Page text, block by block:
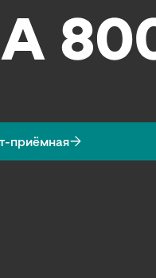
приёмная